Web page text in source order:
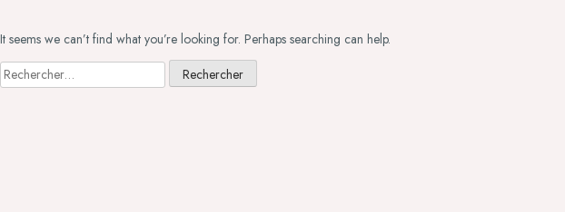
It seems we can’t find what you’re looking for. Perhaps searching can help.
Rechercher :